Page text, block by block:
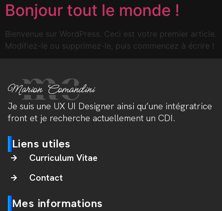
Bonjour tout le monde !
Bienvenue sur WordPress. Ceci est votre premier article.
Modifiez-le ou supprimez-le, puis commencez à écrire !
Je suis une UX UI Designer ainsi qu’une intégratrice
front et je recherche actuellement un CDI.
Liens utiles
Curriculum Vitae
Contact
Mes informations